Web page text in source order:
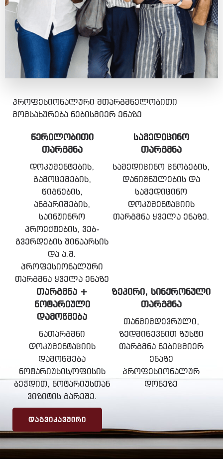
პროფესიონალური მთარგმნელობითი
მომსახურება ნებისმიერ ენაზე
ᲬᲔᲠᲘᲚᲝᲑᲘᲗᲘ
ᲗᲐᲠᲒᲛᲜᲐ
დოკუმენტების,
გამოცემების,
წიგნების,
ანგარიშების,
საინჟინრო
პროექტების, ვებ-
გვერდების შინაარსის
და ა.შ.
პროფესიონალური
თარგმნა ყველა ენაზე
ᲡᲐᲛᲔᲓᲘᲪᲘᲜᲝ
ᲗᲐᲠᲒᲛᲜᲐ
სამედიცინო ცნობების,
დანიშნულების და
სამედიცინო
დოკუმენტაციის
თარგმნა ყველა ენაზე.
ᲗᲐᲠᲒᲛᲜᲐ +
ᲜᲝᲢᲐᲠᲘᲣᲚᲘ
ᲓᲐᲛᲝᲬᲛᲔᲑᲐ
ნათარგმნი
დოკუმენტაციის
დამოწმება
ნოტარიუსის/ოფისის
ბეჭდით, ნოტარიუსთან
ვიზიტის გარეშე.
ᲓᲐᲒᲕᲘᲙᲐᲕᲨᲘᲠᲘ
ᲖᲔᲞᲘᲠᲘ, ᲡᲘᲜᲥᲠᲝᲜᲣᲚᲘ
ᲗᲐᲠᲒᲛᲜᲐ
თანმიმდევრული,
ზედმიწევნით ზუსტი
თარგმნა ნებიცმიერ
ენაზე
პროფესიონალურ
დონეზე